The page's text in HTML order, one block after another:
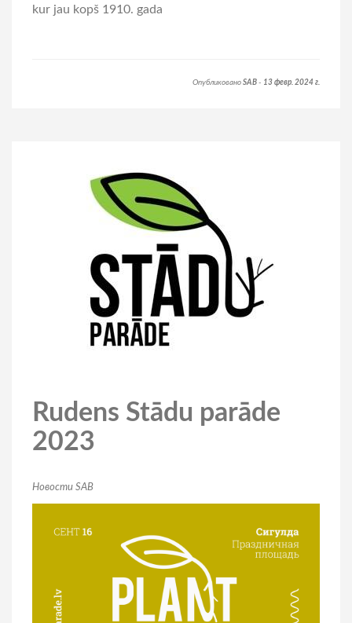
kur jau kopš 1910. gada
Опубликовано SAB - 13 февр. 2024 г.
Rudens Stādu parāde
2023
Новости SAB